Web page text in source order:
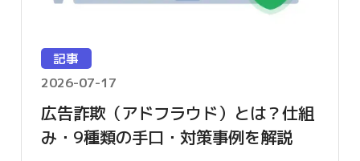
記事
2026-07-17
広告詐欺（アドフラウド）とは？仕組
み・9種類の手口・対策事例を解説